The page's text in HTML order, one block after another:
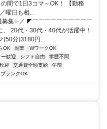
間で1日3コマ～OK！ 【勤務
曜日も相...
集✨／ ◤￣￣￣￣￣￣￣￣￣￣
20代・30代・40代が活躍中！
(50分)3180円...
OK
副業・WワークOK
歓迎 シフト自由
学歴不問
迎 交通費全額支給
午前
ブランクOK